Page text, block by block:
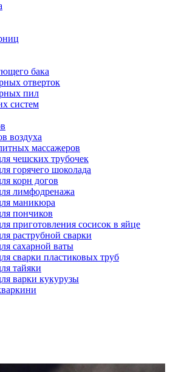
бака
отверток
пил
систем
воздуха
массажеров
чешских трубочек
горячего шоколада
корн догов
лимфодренажа
маникюра
пончиков
приготовления сосисок в яйце
раструбной сварки
сахарной ваты
сварки пластиковых труб
тайяки
варки кукурузы
воздуха